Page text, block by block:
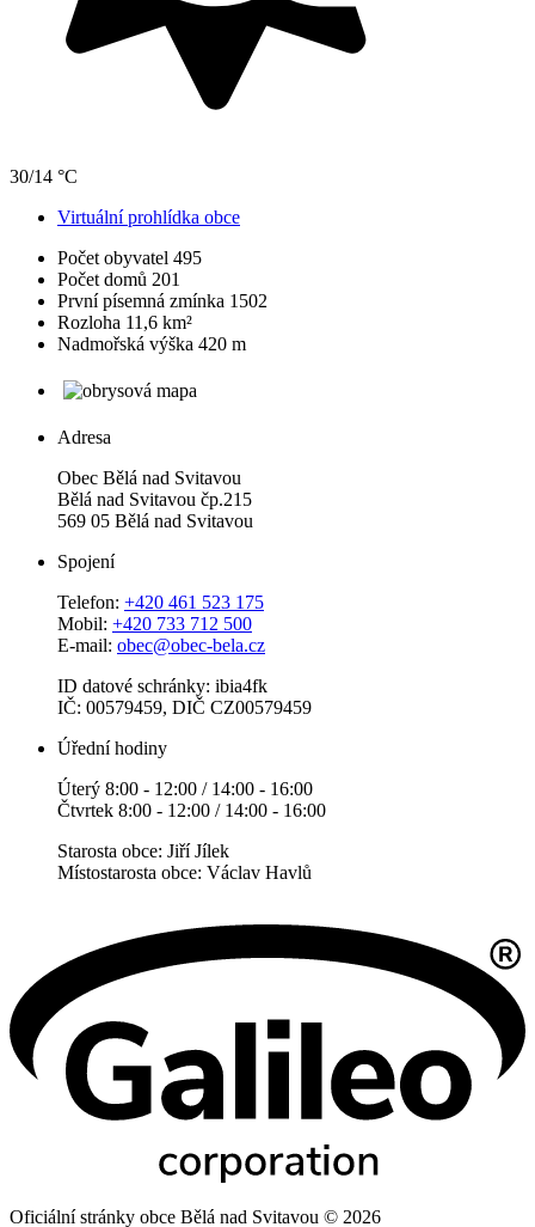
30/14 °C
Virtuální prohlídka obce
Počet obyvatel 495
Počet domů 201
První písemná zmínka 1502
Rozloha 11,6 km²
Nadmořská výška 420 m
Adresa
Obec Bělá nad Svitavou
Bělá nad Svitavou čp.215
569 05 Bělá nad Svitavou
Spojení
Telefon: +420 461 523 175
Mobil: +420 733 712 500
E-mail: obec@obec-bela.cz
ID datové schránky: ibia4fk
IČ: 00579459, DIČ CZ00579459
Úřední hodiny
Úterý 8:00 - 12:00 / 14:00 - 16:00
Čtvrtek 8:00 - 12:00 / 14:00 - 16:00
Starosta obce: Jiří Jílek
Místostarosta obce: Václav Havlů
Oficiální stránky obce Bělá nad Svitavou © 2026